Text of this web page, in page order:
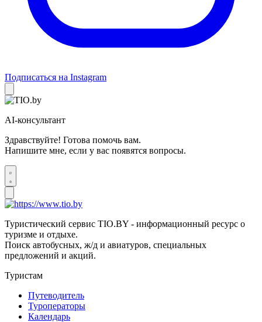
Подписаться на Instagram
AI-консультант
Здравствуйте! Готова помочь вам.
Напишите мне, если у вас появятся вопросы.
Туристический сервис TIO.BY - информационный ресурс о
туризме и отдыхе.
Поиск автобусных, ж/д и авиатуров, специальных
предложений и акций.
Туристам
Путеводитель
Туроператоры
Календарь